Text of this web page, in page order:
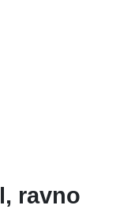
ravno